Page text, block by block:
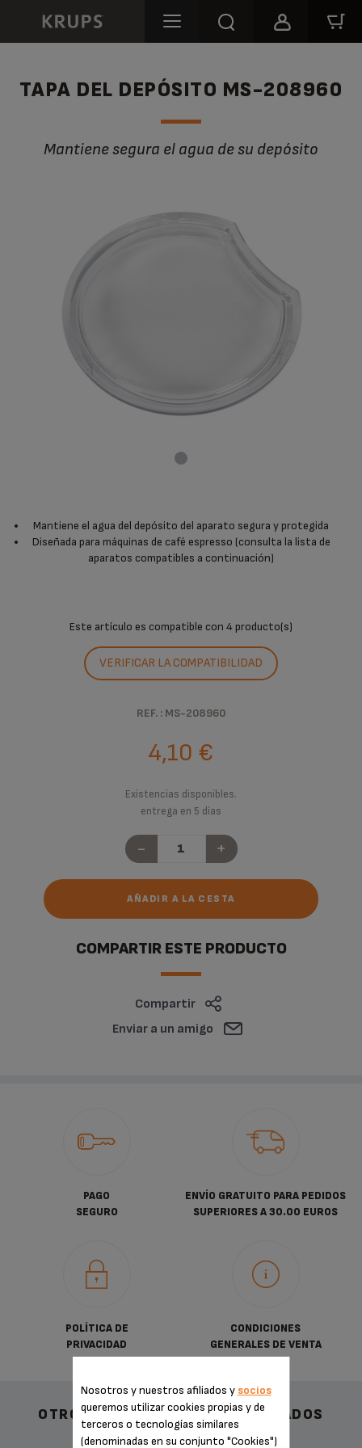
TAPA DEL DEPÓSITO MS-208960
Mantiene segura el agua de su depósito
Mantiene el agua del depósito del aparato segura y protegida
Diseñada para máquinas de café espresso (consulta la lista de
aparatos compatibles a continuación)
Este artículo es compatible con 4 producto(s)
VERIFICAR LA COMPATIBILIDAD
REF. : MS-208960
4,10 €
Existencias disponibles.
entrega en 5 días
- +
AÑADIR A LA CESTA
COMPARTIR ESTE PRODUCTO
Compartir
Enviar a un amigo
PAGO
SEGURO
ENVÍO GRATUITO PARA PEDIDOS
SUPERIORES A 30.00 EUROS
POLÍTICA DE
PRIVACIDAD
CONDICIONES
GENERALES DE VENTA
OTROS ACCESORIOS RECOMENDADOS
Nosotros y nuestros afiliados y socios
queremos utilizar cookies propias y de
terceros o tecnologías similares
(denominadas en su conjunto "Cookies")